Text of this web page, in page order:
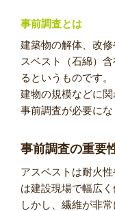
事前調査とは
建築物の解体、改
スベスト（石綿）
るというものです。
建物の規模などに関
事前調査が必要にな
事前調査の重要
アスベストは耐火
は建設現場で幅広く
しかし、繊維が非